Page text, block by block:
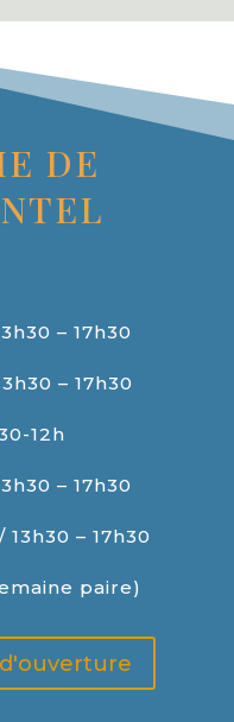
DE
– 17h30
– 17h30
12h
– 17h30
– 17h30
paire)